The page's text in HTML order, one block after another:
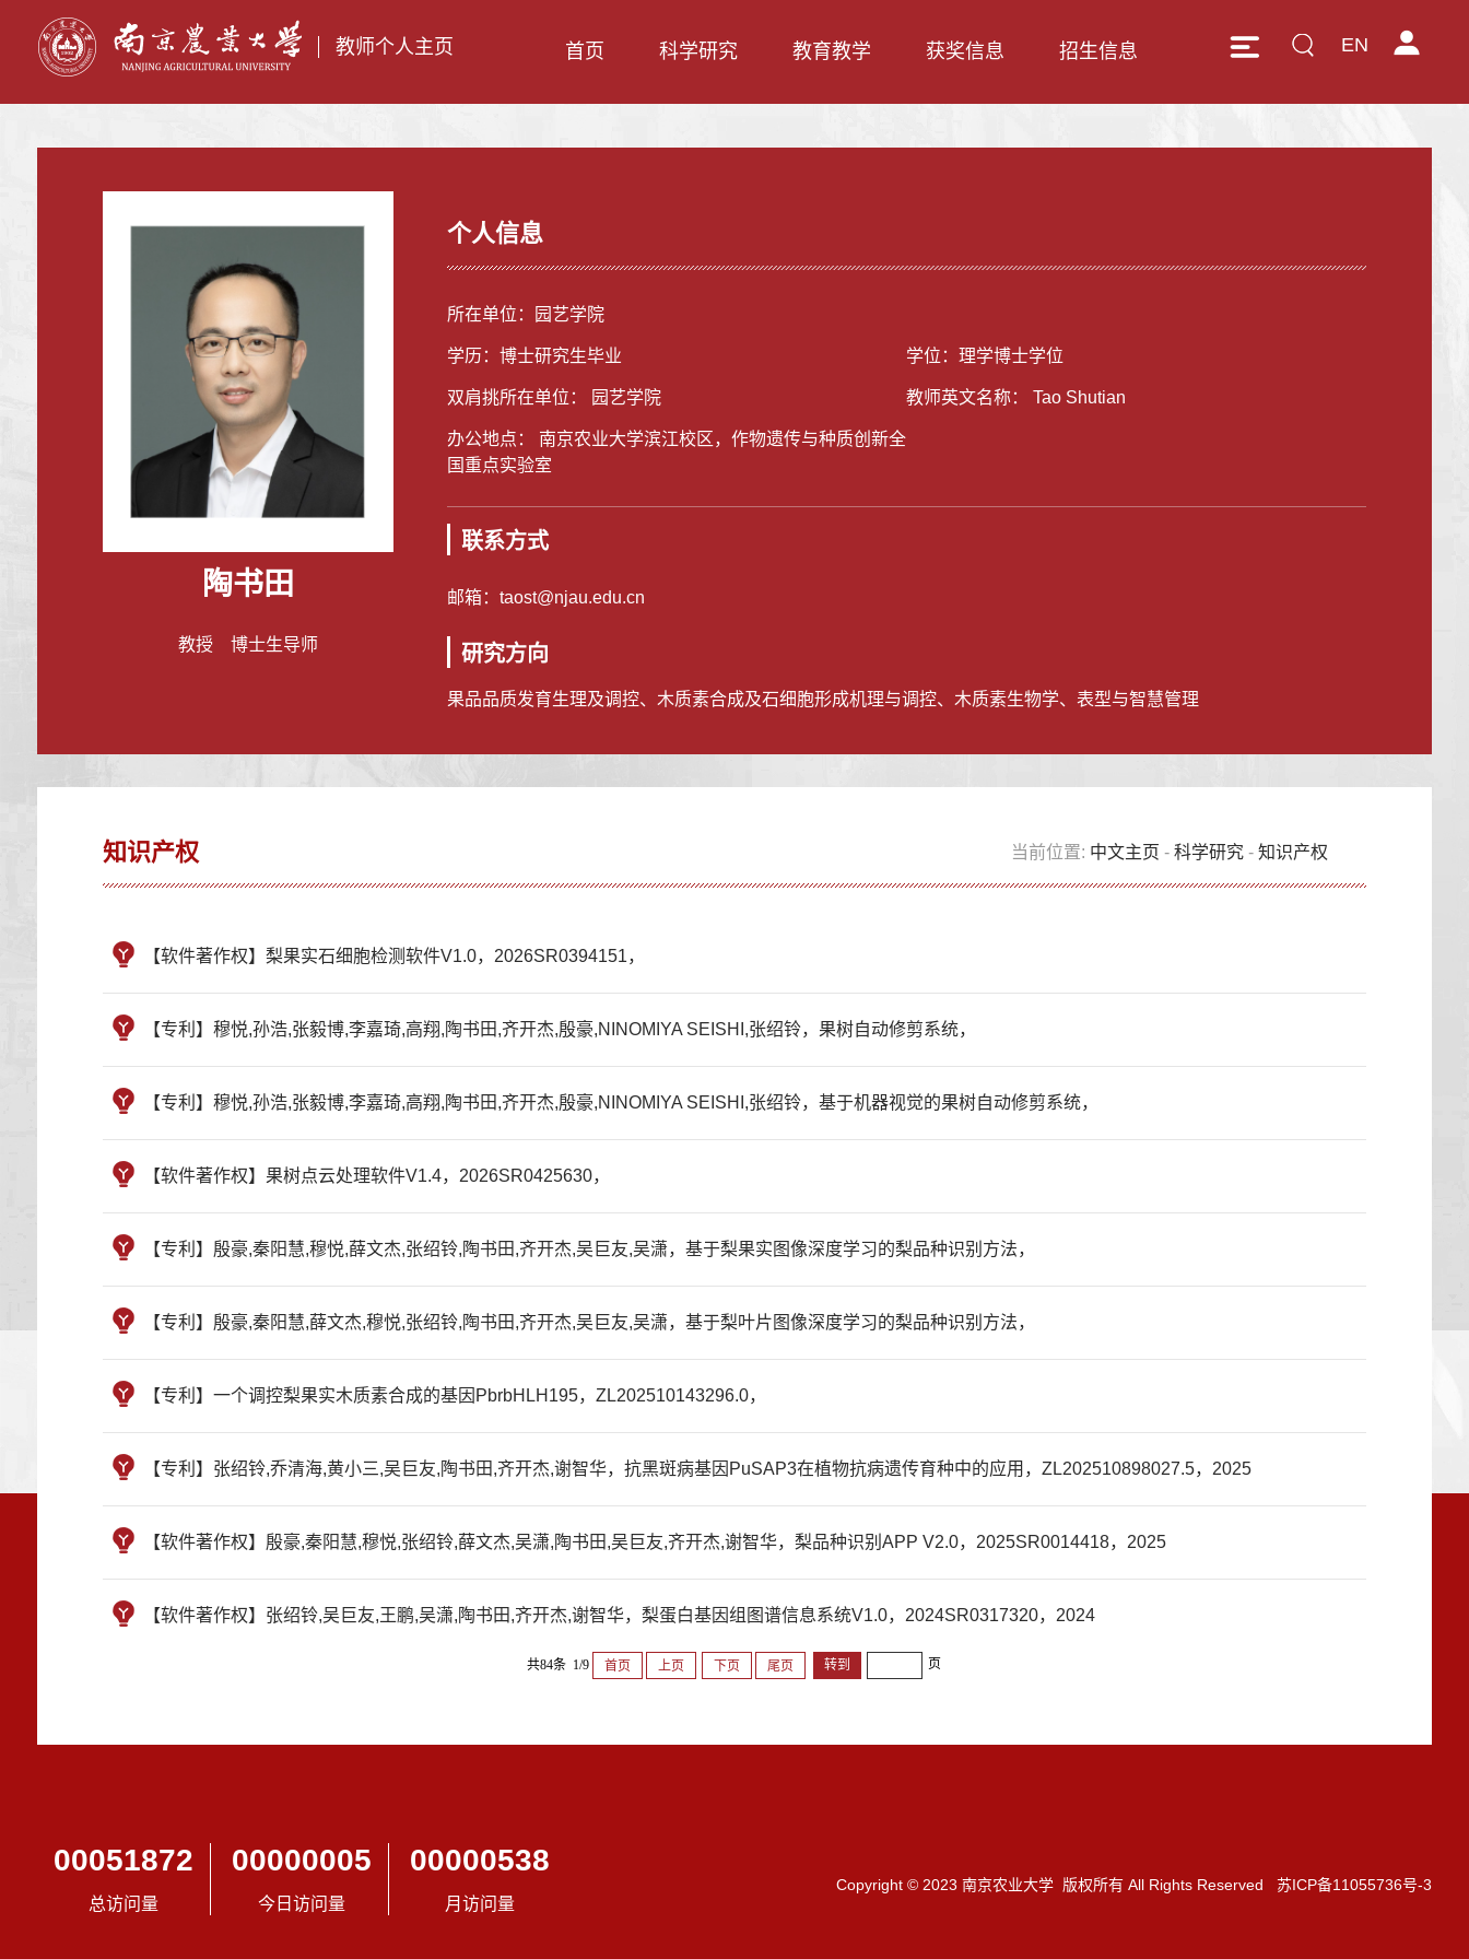
教师个人主页 EN
首页 科学研究 教育教学 获奖信息 招生信息
陶书田
教授 博士生导师
个人信息
所在单位：园艺学院
学历：博士研究生毕业 学位：理学博士学位
双肩挑所在单位： 园艺学院 教师英文名称： Tao Shutian
办公地点： 南京农业大学滨江校区，作物遗传与种质创新全
国重点实验室
联系方式
邮箱： taost@njau.edu.cn
研究方向
果品品质发育生理及调控、木质素合成及石细胞形成机理与调控、木质素生物学、表型与智慧管理
知识产权 当前位置: 中文主页 -科学研究 -知识产权
【软件著作权】梨果实石细胞检测软件V1.0，2026SR0394151，
【专利】穆悦,孙浩,张毅博,李嘉琦,高翔,陶书田,齐开杰,殷豪,NINOMIYA SEISHI,张绍铃，果树自动修剪系统，
【专利】穆悦,孙浩,张毅博,李嘉琦,高翔,陶书田,齐开杰,殷豪,NINOMIYA SEISHI,张绍铃，基于机器视觉的果树自动修剪系统，
【软件著作权】果树点云处理软件V1.4，2026SR0425630，
【专利】殷豪,秦阳慧,穆悦,薛文杰,张绍铃,陶书田,齐开杰,吴巨友,吴潇，基于梨果实图像深度学习的梨品种识别方法，
【专利】殷豪,秦阳慧,薛文杰,穆悦,张绍铃,陶书田,齐开杰,吴巨友,吴潇，基于梨叶片图像深度学习的梨品种识别方法，
【专利】一个调控梨果实木质素合成的基因PbrbHLH195，ZL202510143296.0，
【专利】张绍铃,乔清海,黄小三,吴巨友,陶书田,齐开杰,谢智华，抗黑斑病基因PuSAP3在植物抗病遗传育种中的应用，ZL202510898027.5，2025
【软件著作权】殷豪,秦阳慧,穆悦,张绍铃,薛文杰,吴潇,陶书田,吴巨友,齐开杰,谢智华，梨品种识别APP V2.0，2025SR0014418，2025
【软件著作权】张绍铃,吴巨友,王鹏,吴潇,陶书田,齐开杰,谢智华，梨蛋白基因组图谱信息系统V1.0，2024SR0317320，2024
共84条 1/9 首页 上页 下页 尾页 页
00051872
总访问量
00000005
今日访问量
00000538
月访问量
Copyright © 2023 南京农业大学 版权所有 All Rights Reserved 苏ICP备11055736号-3